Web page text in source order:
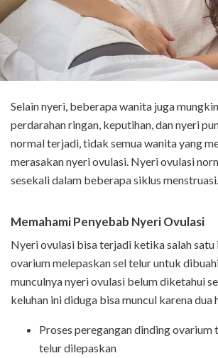
Selain nyeri, beberapa wanita juga
perdarahan ringan, keputihan, dan nyeri
normal terjadi, tidak semua wanita yang
merasakan nyeri ovulasi. Nyeri ovulasi
sesekali dalam beberapa siklus menstruasi.
Memahami Penyebab Nyeri Ovulasi
Nyeri ovulasi bisa terjadi ketika salah satu
ovarium melepaskan sel telur untuk
munculnya nyeri ovulasi belum diketahui
keluhan ini diduga bisa muncul karena dua
Proses peregangan dinding ovarium
telur dilepaskan